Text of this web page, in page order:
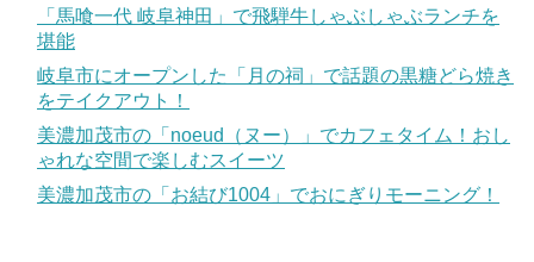
「馬喰一代 岐阜神田」で飛騨牛しゃぶしゃぶランチを
堪能
岐阜市にオープンした「月の祠」で話題の黒糖どら焼き
をテイクアウト！
美濃加茂市の「noeud（ヌー）」でカフェタイム！おし
ゃれな空間で楽しむスイーツ
美濃加茂市の「お結び1004」でおにぎりモーニング！